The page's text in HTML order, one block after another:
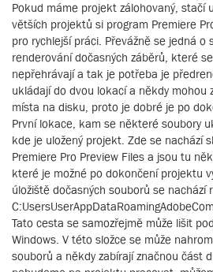
Pokud máme projekt zálohovaný, stačí
větších projektů si program Premiere
pro rychlejší práci. Převážně se jedná o
renderování dočasných záběrů, které
nepřehrávají a tak je potřeba je
ukládají do dvou lokací a někdy mohou
místa na disku, proto je dobré je po
První lokace, kam se některé soubory
kde je uložený projekt. Zde se nachází
Premiere Pro Preview Files a jsou tu
které je možné po dokončení projektu
úložiště dočasných souborů se nachází
Tato cesta se samozřejmě může lišit
Windows. V této složce se může
souborů a někdy zabírají značnou část